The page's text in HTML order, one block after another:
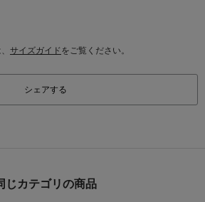
サイズガイドをご覧ください。
シェアする
じカテゴリの商品